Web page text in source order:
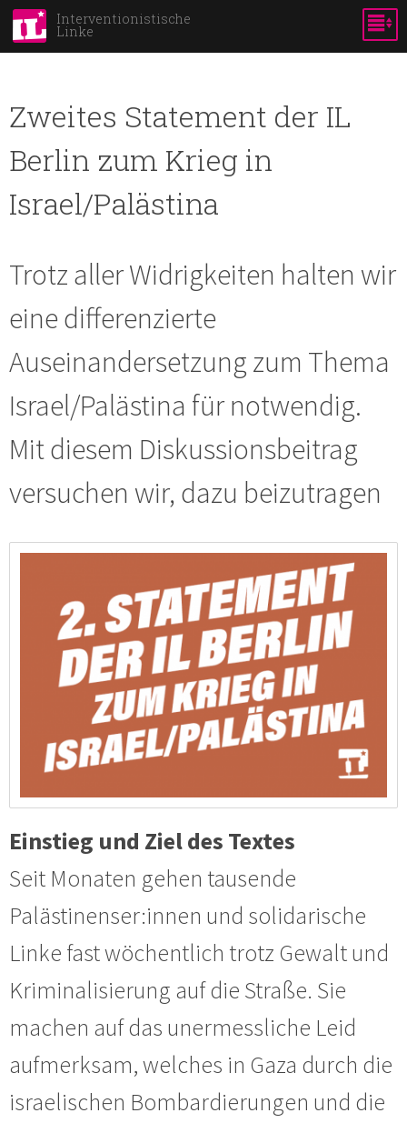
Skip to
content
Interventionistische
Linke
Zweites Statement der IL
Berlin zum Krieg in
Israel/Palästina
Trotz aller Widrigkeiten halten wir
eine differenzierte
Auseinandersetzung zum Thema
Israel/Palästina für notwendig.
Mit diesem Diskussionsbeitrag
versuchen wir, dazu beizutragen
Einstieg und Ziel des Textes
Seit Monaten gehen tausende
Palästinenser:innen und solidarische
Linke fast wöchentlich trotz Gewalt und
Kriminalisierung auf die Straße. Sie
machen auf das unermessliche Leid
aufmerksam, welches in Gaza durch die
israelischen Bombardierungen und die